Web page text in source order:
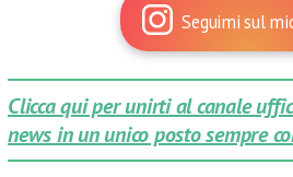
Seguimi sul
Clicca qui per unirti al canale
news in un unico posto sempre